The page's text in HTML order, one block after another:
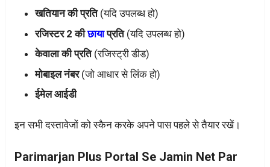
खतियान की प्रति(यदि उपलब्ध हो)
रजिस्टर 2 कीछायाप्रति(यदि उपलब्ध हो)
केवाला की प्रति(रजिस्ट्री डीड)
मोबाइल नंबर(जो आधार से लिंक हो)
ईमेल आईडी
इन सभी दस्तावेजों को स्कैन करके अपने पास पहले से तैयार रखें।
Parimarjan Plus Portal Se Jamin Net Par